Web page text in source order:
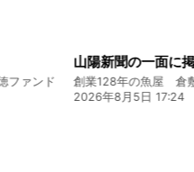
創業128年の魚屋 倉敷「魚春」ファンド
2026年7月22日 08:10